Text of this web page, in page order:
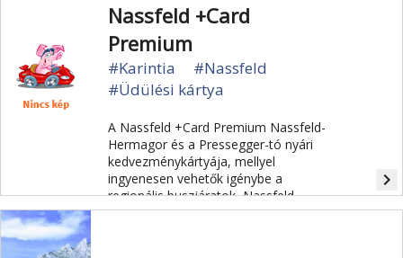
Nassfeld +Card
Premium
#Karintia
#Nassfeld
#Üdülési kártya
A Nassfeld +Card Premium Nassfeld-
Hermagor és a Pressegger-tó nyári
kedvezménykártyája, mellyel
ingyenesen vehetők igénybe a
regionális buszjáratok, Nassfeld
nyáron is üzemelő felvonói, a
navigate_next